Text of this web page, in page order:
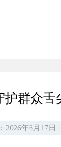
护群众舌
2026年6月17日